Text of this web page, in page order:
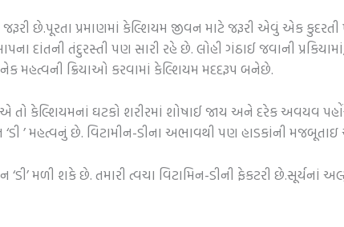
છે.પૂરતા પ્રમાણમાં કેલ્શિયમ જીવન માટે જરૂરી એવું એક
દાંતની તંદુરસ્તી પણ સારી રહે છે. લોહી ગંઠાઈ જવાની
મહત્વની ક્રિયાઓ કરવામાં કેલ્શિયમ મદદરૂપ બનેછે.
તો કેલ્શિયમનાં ઘટકો શરીરમાં શોષાઈ જાય અને દરેક અવયવ
‘ડી ’ મહત્વનું છે. વિટામીન-ડીના અભાવથી પણ હાડકાંની
મળી શકે છે. તમારી ત્વચા વિટામિન-ડીની ફેકટરી છે.સૂર્યનાં